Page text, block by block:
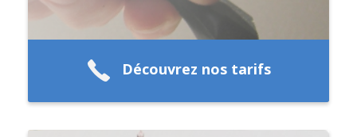
Découvrez nos tarifs